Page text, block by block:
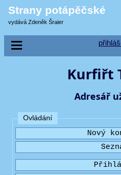
Strany potápěčské
vydává Zdeněk Šraier
Kurfiřt
Adresář
Ovládání